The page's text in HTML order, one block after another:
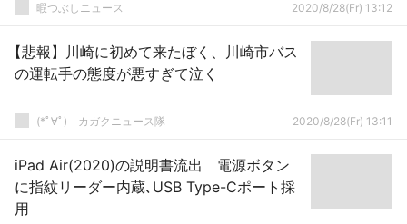
暇つぶしニュース 2020/8/28(Fr) 13:12
【悲報】川崎に初めて来たぼく、川崎市バス
の運転手の態度が悪すぎて泣く
(*ﾟ∀ﾟ)ゞカガクニュース隊 2020/8/28(Fr) 13:11
iPad Air(2020)の説明書流出 電源ボタン
に指紋リーダー内蔵､USB Type-Cポート採
用